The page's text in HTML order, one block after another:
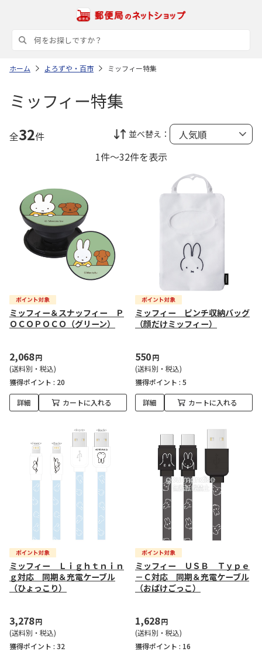
ホーム よろずや・百市 ミッフィー特集
ミッフィー特集
全32件 並べ替え：
1件～32件を表示
ミッフィー＆スナッフィー Ｐ
ＯＣＯＰＯＣＯ（グリーン）
2,068円
(送料別・税込)
獲得ポイント : 20
詳細 カートに入れる
ミッフィー ピンチ収納バッグ
（顔だけミッフィー）
550円
(送料別・税込)
獲得ポイント : 5
詳細 カートに入れる
ミッフィー Ｌｉｇｈｔｎｉｎ
ｇ対応 同期＆充電ケーブル
（ひょっこり）
3,278円
(送料別・税込)
獲得ポイント : 32
ミッフィー ＵＳＢ Ｔｙｐｅ
－Ｃ対応 同期＆充電ケーブル
（おばけごっこ）
1,628円
(送料別・税込)
獲得ポイント : 16